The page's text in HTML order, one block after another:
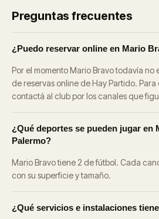
Preguntas frecuentes
¿Puedo reservar online en Mario
Por el momento Mario Bravo todavía no
de reservas online de Hay Partido.
contactá al club por los canales que
¿Qué deportes se pueden jugar en
Palermo?
Mario Bravo tiene 2 de fútbol. Cada
con su superficie y tamaño.
¿Qué servicios e instalaciones